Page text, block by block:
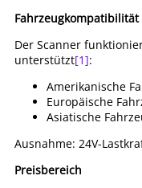
Fahrzeugkompatibilität
Der Scanner
unterstützt[1]:
Amerikanische
Europäische
Asiatische
Ausnahme: 24V-
Preisbereich